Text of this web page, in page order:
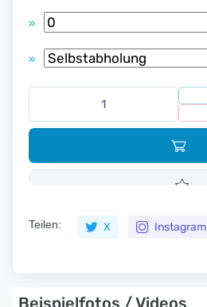
»
»
Teilen: X Instagram
Beispielfotos / Videos